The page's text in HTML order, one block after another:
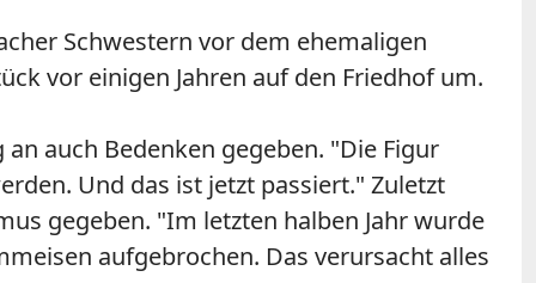
Schwestern vor dem ehemaligen
vor einigen Jahren auf den Friedhof um.
auch Bedenken gegeben. "Die Figur
Und das ist jetzt passiert." Zuletzt
gegeben. "Im letzten halben Jahr wurde
aufgebrochen. Das verursacht alles